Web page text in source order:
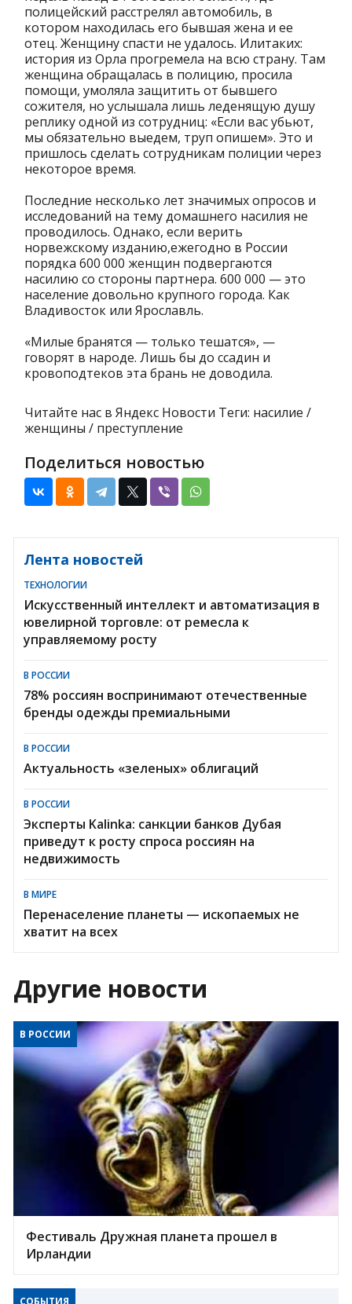
полицейский расстрелял автомобиль, в
котором находилась его бывшая жена и ее
отец. Женщину спасти не удалось. Илитаких:
история из Орла прогремела на всю страну. Там
женщина обращалась в полицию, просила
помощи, умоляла защитить от бывшего
сожителя, но услышала лишь леденящую душу
реплику одной из сотрудниц: «Если вас убьют,
мы обязательно выедем, труп опишем». Это и
пришлось сделать сотрудникам полиции через
некоторое время.
Последние несколько лет значимых опросов и
исследований на тему домашнего насилия не
проводилось. Однако, если верить
норвежскому изданию,ежегодно в России
порядка 600 000 женщин подвергаются
насилию со стороны партнера. 600 000 — это
население довольно крупного города. Как
Владивосток или Ярославль.
«Милые бранятся — только тешатся», —
говорят в народе. Лишь бы до ссадин и
кровоподтеков эта брань не доводила.
Читайте нас в Яндекс Новости Теги: насилие /
женщины / преступление
Поделиться новостью
Лента новостей
ТЕХНОЛОГИИ
Искусственный интеллект и автоматизация в
ювелирной торговле: от ремесла к
управляемому росту
В РОССИИ
78% россиян воспринимают отечественные
бренды одежды премиальными
В РОССИИ
Актуальность «зеленых» облигаций
В РОССИИ
Эксперты Kalinka: санкции банков Дубая
приведут к росту спроса россиян на
недвижимость
В МИРЕ
Перенаселение планеты — ископаемых не
хватит на всех
Другие новости
В РОССИИ
Фестиваль Дружная планета прошел в
Ирландии